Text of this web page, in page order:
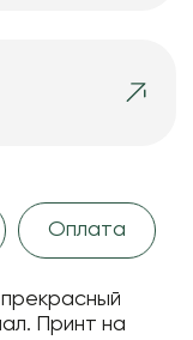
Оплата
Принт на